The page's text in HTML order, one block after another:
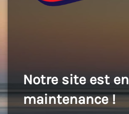
Notre site est en
maintenance !